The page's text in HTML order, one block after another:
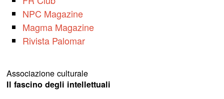
NPC Magazine
Magma Magazine
Rivista Palomar
Associazione culturale
Il fascino degli intellettuali